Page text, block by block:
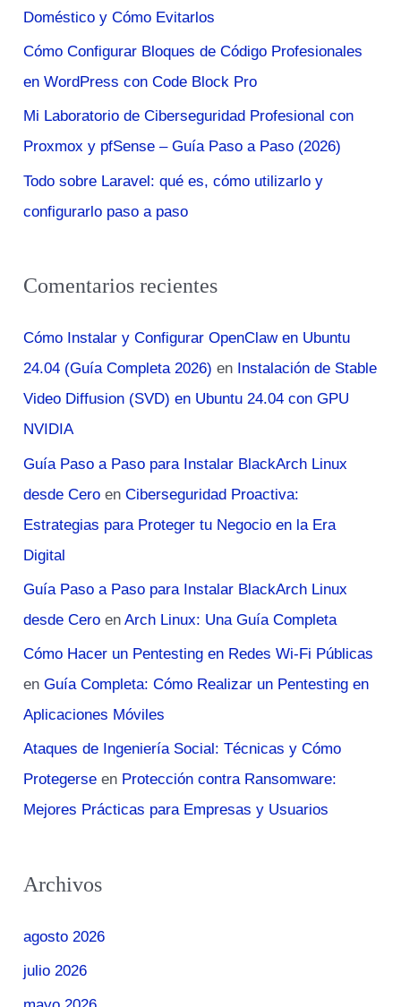
o
r
:
Doméstico y Cómo Evitarlos
Cómo Configurar Bloques de Código Profesionales
en WordPress con Code Block Pro
Mi Laboratorio de Ciberseguridad Profesional con
Proxmox y pfSense – Guía Paso a Paso (2026)
Todo sobre Laravel: qué es, cómo utilizarlo y
configurarlo paso a paso
Comentarios recientes
Cómo Instalar y Configurar OpenClaw en Ubuntu
24.04 (Guía Completa 2026) en Instalación de Stable
Video Diffusion (SVD) en Ubuntu 24.04 con GPU
NVIDIA
Guía Paso a Paso para Instalar BlackArch Linux
desde Cero enCiberseguridad Proactiva:
Estrategias para Proteger tu Negocio en la Era
Digital
Guía Paso a Paso para Instalar BlackArch Linux
desde Cero enArch Linux: Una Guía Completa
Cómo Hacer un Pentesting en Redes Wi-Fi Públicas
enGuía Completa: Cómo Realizar un Pentesting en
Aplicaciones Móviles
Ataques de Ingeniería Social: Técnicas y Cómo
Protegerse en Protección contra Ransomware:
Mejores Prácticas para Empresas y Usuarios
Archivos
agosto 2026
julio 2026